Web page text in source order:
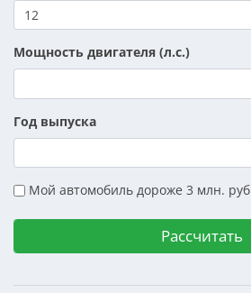
Мощность двигателя (л.с.)
Год выпуска
Мой автомобиль дороже 3 млн. руб